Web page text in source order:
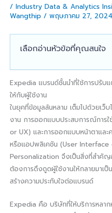
/ Industry Data & Analytics
Wangthip / พฤษภาคม 27, 2024
เลือกอ่านหัวข้อที่คุณสนใจ
Expedia แบรนด์ชั้นนำที่ใช้การปรับ
ให้กับผู้ใช้งาน
ในยุคที่ข้อมูลล้นหลาม เต็มไปด้วยเว็
งาน การออกแบบประสบการณ์การ
or UX) และการออกแบบหน้าตาแล
หรือแอปพลิเคชัน (User Interface
Personalization จึงเป็นสิ่งที่สำคั
ต้องการดึงดูดผู้ใช้งานให้กลายมาเ
สร้างความประทับใจต่อแบรนด์
Expedia คือ บริษัทที่ให้บริการหลา